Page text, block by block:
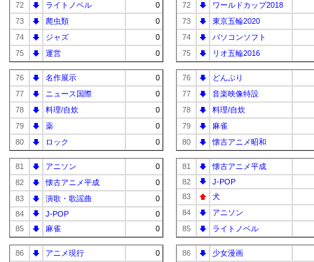
72
ライトノベル
0
73
爬虫類
0
74
ジャズ
0
75
運営 0
76 名作展示
0
77
ニュース国際
0
78
料理/自炊
0
79
薬
0
80
ロック 0
81 アニソン
0
82
懐古アニメ平成
0
83
演歌・歌謡曲
0
84
J-POP
0
85
麻雀 0
86 アニメ現行
0
72
ワールドカップ2018
73
東京五輪2020
74
パソコンソフト
75
リオ五輪2016
76
どんぶり
77
音楽映像特設
78
料理/自炊
79
麻雀
80
懐古アニメ昭和
81
懐古アニメ平成
82
J-POP
83
犬
84
アニソン
85
ライトノベル
86
少女漫画